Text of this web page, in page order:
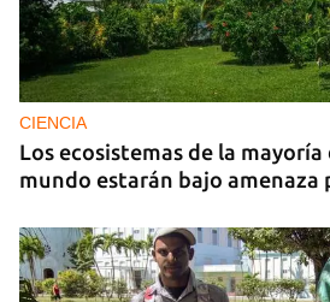
CIENCIA
Los ecosistemas de la mayoría
mundo estarán bajo amenaza